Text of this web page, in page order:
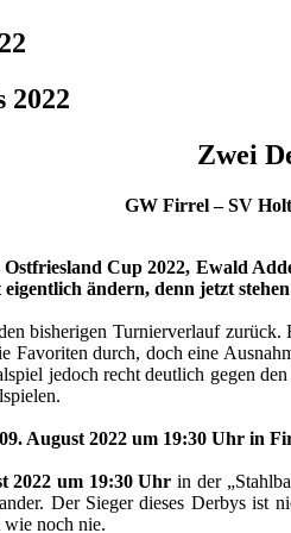
2022
Zwei
GW Firrel – SV
Cup 2022, Ewald
ändern, denn jetzt
bisherigen Turnierverlauf zurück.
Favoriten durch, doch eine
jedoch recht deutlich gegen
August 2022 um 19:30 Uhr in
2022 um 19:30 Uhr in der
Der Sieger dieses Derbys ist
noch nie.